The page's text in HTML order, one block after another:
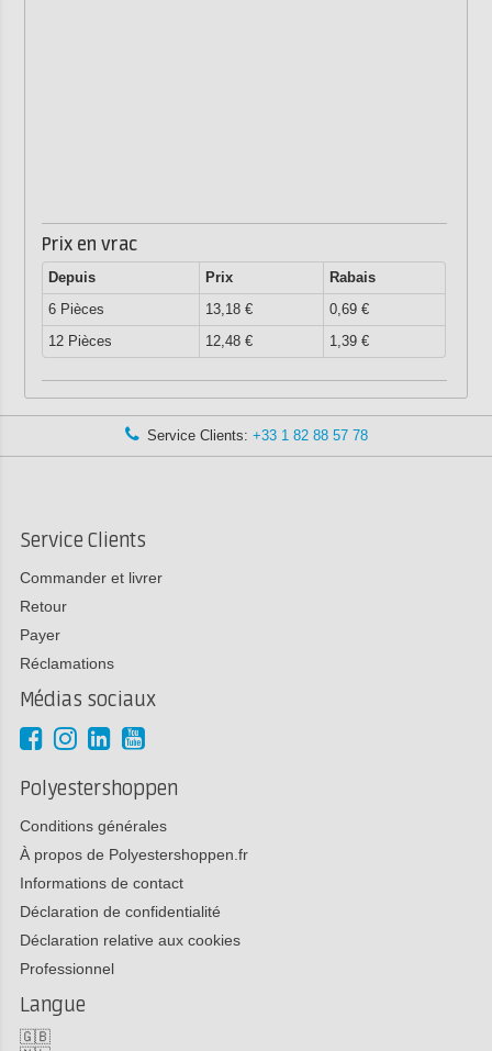
Prix en vrac
Depuis Prix
Rabais
6 Pièces
13,18 €
0,69 €
12 Pièces
12,48 € 1,39 €
Service Clients: +33 1 82 88 57 78
Service Clients
Commander et livrer
Retour
Payer
Réclamations
Médias sociaux
Polyestershoppen
Conditions générales
À propos de Polyestershoppen.fr
Informations de contact
Déclaration de confidentialité
Déclaration relative aux cookies
Professionnel
Langue
🇬🇧